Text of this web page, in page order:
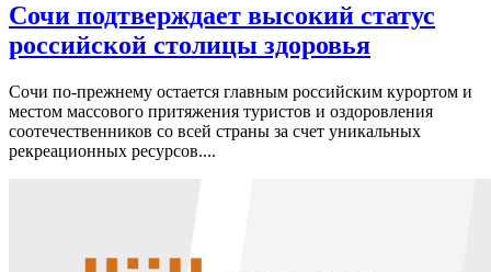
Сочи подтверждает высокий статус
российской столицы здоровья
Сочи по-прежнему остается главным российским курортом и
местом массового притяжения туристов и оздоровления
соотечественников со всей страны за счет уникальных
рекреационных ресурсов....